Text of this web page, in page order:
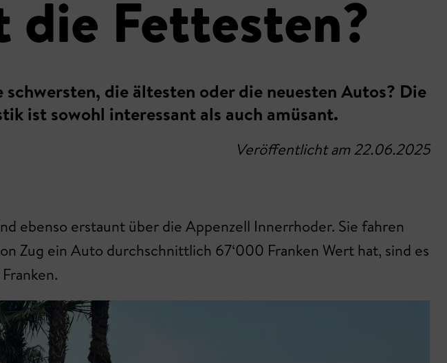
die Fettesten?
die ältesten oder die neuesten Autos? Die
ist sowohl interessant als auch amüsant.
Veröffentlicht am 22.06.2025
ebenso erstaunt über die Appenzell Innerrhoder. Sie fahren
Zug ein Auto durchschnittlich 67‘000 Franken Wert hat, sind es